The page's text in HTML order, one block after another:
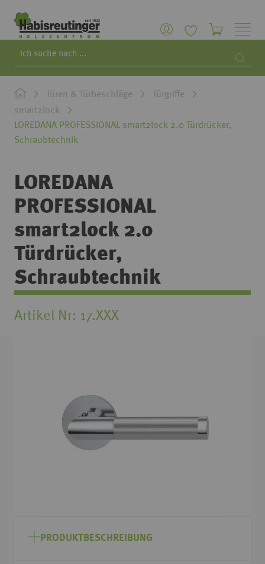
Türen & Türbeschläge
Türgriffe
smart2lock
LOREDANA PROFESSIONAL smart2lock 2.0 Türdrücker,
Schraubtechnik
LOREDANA
PROFESSIONAL
smart2lock 2.0
Türdrücker,
Schraubtechnik
Artikel Nr 17.XXX
AnfangPRODUKTBESCHREIBUNG